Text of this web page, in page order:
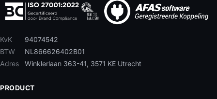
KvK
94074542
BTW
NL866626402B01
Adres
Winklerlaan 363-41, 3571 KE Utrecht
PRODUCT